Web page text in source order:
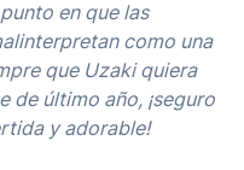
en que las
como una
que Uzaki quiera
de último año, ¡seguro
y adorable!